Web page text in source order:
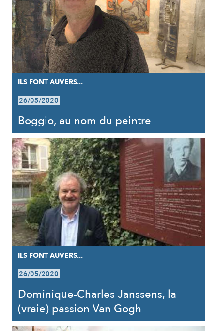
ILS FONT AUVERS...
26/05/2020
Boggio, au nom du peintre
ILS FONT AUVERS...
26/05/2020
Dominique-Charles Janssens, la
(vraie) passion Van Gogh